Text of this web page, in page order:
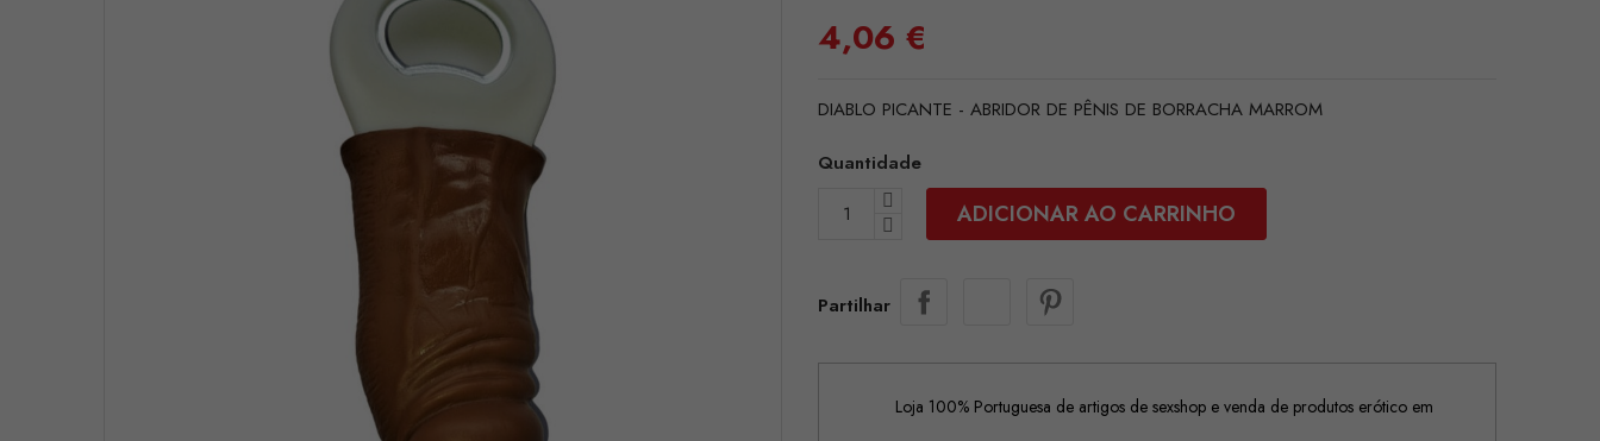
4,06 €
DIABLO PICANTE - ABRIDOR DE PÊNIS DE BORRACHA MARROM
Quantidade
ADICIONAR AO CARRINHO
Partilhar
Loja 100% Portuguesa de artigos de sexshop e venda de produtos erótico em